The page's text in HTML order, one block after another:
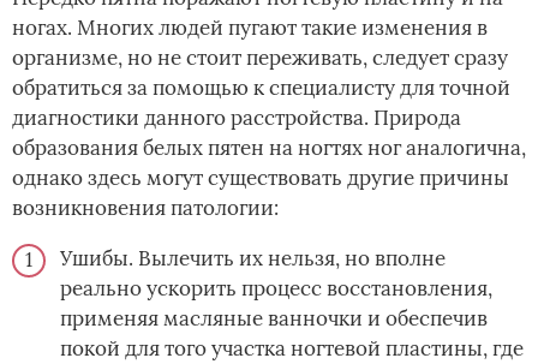
ногах. Многих людей пугают такие изменения в
организме, но не стоит переживать, следует сразу
обратиться за помощью к специалисту для точной
диагностики данного расстройства. Природа
образования белых пятен на ногтях ног аналогична,
однако здесь могут существовать другие причины
возникновения патологии:
Ушибы. Вылечить их нельзя, но вполне
реально ускорить процесс восстановления,
применяя масляные ванночки и обеспечив
покой для того участка ногтевой пластины, где